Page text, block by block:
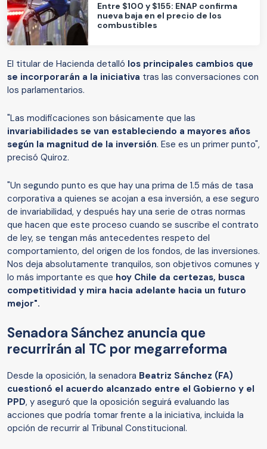
Entre $100 y $155: ENAP confirma
nueva baja en el precio de los
combustibles
El titular de Hacienda detalló los principales cambios que
se incorporarán a la iniciativa tras las conversaciones con
los parlamentarios.
"Las modificaciones son básicamente que las
invariabilidades se van estableciendo a mayores años
según la magnitud de la inversión. Ese es un primer punto",
precisó Quiroz.
"Un segundo punto es que hay una prima de 1.5 más de tasa
corporativa a quienes se acojan a esa inversión, a ese seguro
de invariabilidad, y después hay una serie de otras normas
que hacen que este proceso cuando se suscribe el contrato
de ley, se tengan más antecedentes respeto del
comportamiento, del origen de los fondos, de las inversiones.
Nos deja absolutamente tranquilos, son objetivos comunes y
lo más importante es que hoy Chile da certezas, busca
competitividad y mira hacia adelante hacia un futuro
mejor".
Senadora Sánchez anuncia que
recurrirán al TC por megarreforma
Desde la oposición, la senadora Beatriz Sánchez (FA)
cuestionó el acuerdo alcanzado entre el Gobierno y el
PPD, y aseguró que la oposición seguirá evaluando las
acciones que podría tomar frente a la iniciativa, incluida la
opción de recurrir al Tribunal Constitucional.